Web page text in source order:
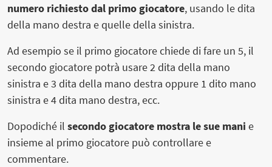
numero richiesto dal primo giocatore, usando le dita
della mano destra e quelle della sinistra.
Ad esempio se il primo giocatore chiede di fare un 5, il
secondo giocatore potrà usare 2 dita della mano
sinistra e 3 dita della mano destra oppure 1 dito mano
sinistra e 4 dita mano destra, ecc.
Dopodiché il secondo giocatore mostra le sue mani e
insieme al primo giocatore può controllare e
commentare.